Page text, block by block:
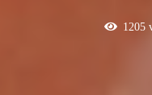
1205